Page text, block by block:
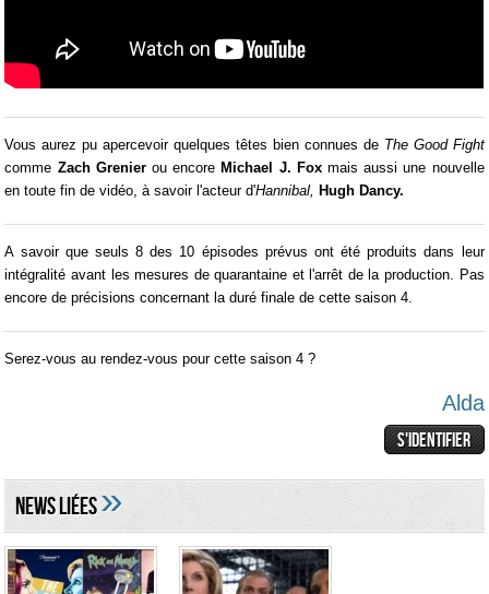
Vous aurez pu apercevoir quelques têtes bien connues de The Good Fight
comme Zach Grenierou encore Michael J. Foxmais aussi une nouvelle
en toute fin de vidéo, à savoir l'acteur d'Hannibal, Hugh Dancy.
A savoir que seuls 8 des 10 épisodes prévus ont été produits dans leur
intégralité avant les mesures de quarantaine et l'arrêt de la production. Pas
encore de précisions concernant la duré finale de cette saison 4.
Serez-vous au rendez-vous pour cette saison 4 ?
Alda
NEWS LIéES»